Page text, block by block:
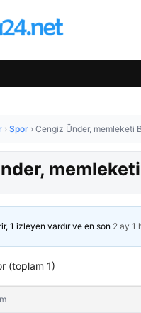
› Spor › Cengiz Ünder, memleketi
1 izleyen vardır ve en son 2 ay 1
(toplam 1)